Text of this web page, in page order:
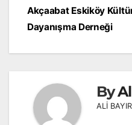
gezinmesi
Akçaabat Eskiköy
Dayanışma Derneği
By
ALİ BAYIR